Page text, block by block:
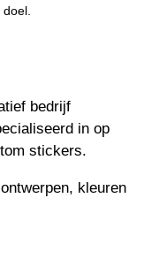
bedrijf
in op
stickers.
kleuren